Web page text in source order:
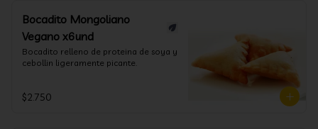
Bocadito Mongoliano
Vegano x6und
Bocadito relleno de proteina de soya y
cebollin ligeramente picante.
$2.750